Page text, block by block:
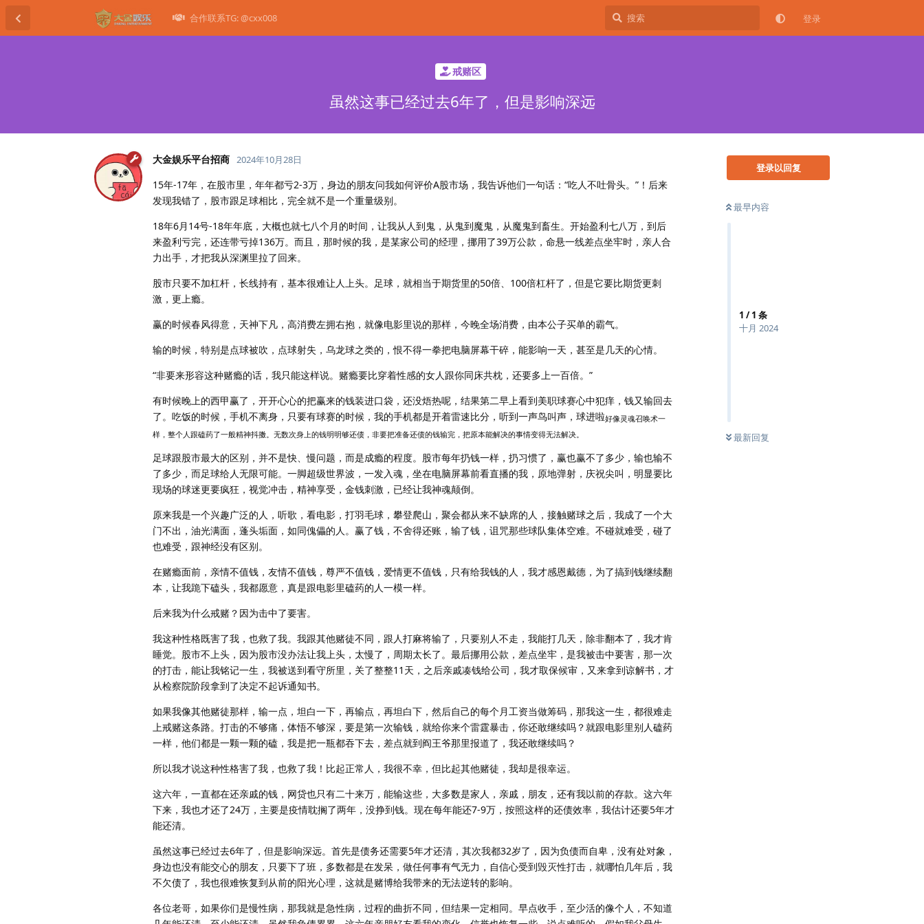
合作联系TG: @cxx008 登录
戒赌区
虽然这事已经过去6年了，但是影响深远
登录以回复
最早内容
1 /1 条
十月 2024
最新回复
大金娱乐平台招商 2024年10月28日
15年-17年，在股市里，年年都亏2-3万，身边的朋友问我如何评价A股市场，我告诉他们一句话：“吃人不吐骨头。”！后来
发现我错了，股市跟足球相比，完全就不是一个重量级别。
18年6月14号-18年年底，大概也就七八个月的时间，让我从人到鬼，从鬼到魔鬼，从魔鬼到畜生。开始盈利七八万，到后
来盈利亏完，还连带亏掉136万。而且，那时候的我，是某家公司的经理，挪用了39万公款，命悬一线差点坐牢时，亲人合
力出手，才把我从深渊里拉了回来。
股市只要不加杠杆，长线持有，基本很难让人上头。足球，就相当于期货里的50倍、100倍杠杆了，但是它要比期货更刺
激，更上瘾。
赢的时候春风得意，天神下凡，高消费左拥右抱，就像电影里说的那样，今晚全场消费，由本公子买单的霸气。
输的时候，特别是点球被吹，点球射失，乌龙球之类的，恨不得一拳把电脑屏幕干碎，能影响一天，甚至是几天的心情。
“非要来形容这种赌瘾的话，我只能这样说。赌瘾要比穿着性感的女人跟你同床共枕，还要多上一百倍。”
有时候晚上的西甲赢了，开开心心的把赢来的钱装进口袋，还没焐热呢，结果第二早上看到美职球赛心中犯痒，钱又输回去
了。吃饭的时候，手机不离身，只要有球赛的时候，我的手机都是开着雷速比分，听到一声鸟叫声，球进啦好像灵魂召唤术一
样，整个人跟磕药了一般精神抖擞。无数次身上的钱明明够还债，非要把准备还债的钱输完，把原本能解决的事情变得无法解决。
足球跟股市最大的区别，并不是快、慢问题，而是成瘾的程度。股市每年扔钱一样，扔习惯了，赢也赢不了多少，输也输不
了多少，而足球给人无限可能。一脚超级世界波，一发入魂，坐在电脑屏幕前看直播的我，原地弹射，庆祝尖叫，明显要比
现场的球迷更要疯狂，视觉冲击，精神享受，金钱刺激，已经让我神魂颠倒。
原来我是一个兴趣广泛的人，听歌，看电影，打羽毛球，攀登爬山，聚会都从来不缺席的人，接触赌球之后，我成了一个大
门不出，油光满面，蓬头垢面，如同傀儡的人。赢了钱，不舍得还账，输了钱，诅咒那些球队集体空难。不碰就难受，碰了
也难受，跟神经没有区别。
在赌瘾面前，亲情不值钱，友情不值钱，尊严不值钱，爱情更不值钱，只有给我钱的人，我才感恩戴德，为了搞到钱继续翻
本，让我跪下磕头，我都愿意，真是跟电影里磕药的人一模一样。
后来我为什么戒赌？因为击中了要害。
我这种性格既害了我，也救了我。我跟其他赌徒不同，跟人打麻将输了，只要别人不走，我能打几天，除非翻本了，我才肯
睡觉。股市不上头，因为股市没办法让我上头，太慢了，周期太长了。最后挪用公款，差点坐牢，是我被击中要害，那一次
的打击，能让我铭记一生，我被送到看守所里，关了整整11天，之后亲戚凑钱给公司，我才取保候审，又来拿到谅解书，才
从检察院阶段拿到了决定不起诉通知书。
如果我像其他赌徒那样，输一点，坦白一下，再输点，再坦白下，然后自己的每个月工资当做筹码，那我这一生，都很难走
上戒赌这条路。打击的不够痛，体悟不够深，要是第一次输钱，就给你来个雷霆暴击，你还敢继续吗？就跟电影里别人磕药
一样，他们都是一颗一颗的磕，我是把一瓶都吞下去，差点就到阎王爷那里报道了，我还敢继续吗？
所以我才说这种性格害了我，也救了我！比起正常人，我很不幸，但比起其他赌徒，我却是很幸运。
这六年，一直都在还亲戚的钱，网贷也只有二十来万，能输这些，大多数是家人，亲戚，朋友，还有我以前的存款。这六年
下来，我也才还了24万，主要是疫情耽搁了两年，没挣到钱。现在每年能还7-9万，按照这样的还债效率，我估计还要5年才
能还清。
虽然这事已经过去6年了，但是影响深远。首先是债务还需要5年才还清，其次我都32岁了，因为负债而自卑，没有处对象，
身边也没有能交心的朋友，只要下了班，多数都是在发呆，做任何事有气无力，自信心受到毁灭性打击，就哪怕几年后，我
不欠债了，我也很难恢复到从前的阳光心理，这就是赌博给我带来的无法逆转的影响。
各位老哥，如果你们是慢性病，那我就是急性病，过程的曲折不同，但结果一定相同。早点收手，至少活的像个人，不知道